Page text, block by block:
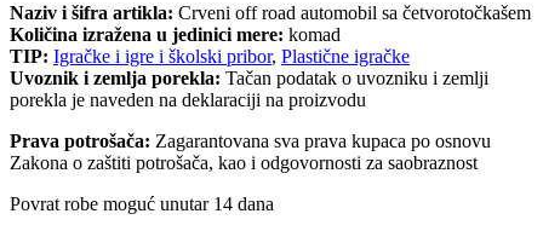
Naziv i šifra artikla: Crveni off road automobil sa četvorotočkašem
Količina izražena u jedinici mere: komad
TIP: Igračke i igre i školski pribor, Plastične igračke
Uvoznik i zemlja porekla: Tačan podatak o uvozniku i zemlji
porekla je naveden na deklaraciji na proizvodu
Prava potrošača: Zagarantovana sva prava kupaca po osnovu
Zakona o zaštiti potrošača, kao i odgovornosti za saobraznost
Povrat robe moguć unutar 14 dana